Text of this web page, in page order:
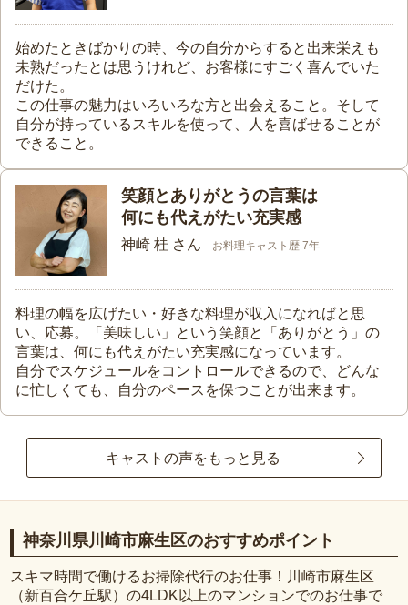
始めたときばかりの時、今の自分からすると出来栄えも
未熟だったとは思うけれど、お客様にすごく喜んでいた
だけた。
この仕事の魅力はいろいろな方と出会えること。そして
自分が持っているスキルを使って、人を喜ばせることが
できること。
笑顔とありがとうの言葉は
何にも代えがたい充実感
神崎 桂 さん お料理キャスト歴 7年
料理の幅を広げたい・好きな料理が収入になればと思
い、応募。「美味しい」という笑顔と「ありがとう」の
言葉は、何にも代えがたい充実感になっています。
自分でスケジュールをコントロールできるので、どんな
に忙しくても、自分のペースを保つことが出来ます。
キャストの声をもっと見る
神奈川県川崎市麻生区のおすすめポイント
スキマ時間で働けるお掃除代行のお仕事！川崎市麻生区
（新百合ケ丘駅）の4LDK以上のマンションでのお仕事で